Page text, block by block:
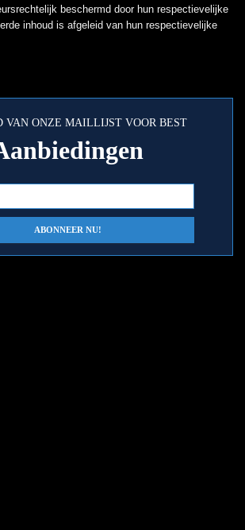
beschermd door hun respectievelijke
inhoud is afgeleid van hun respectievelijke
VAN ONZE MAILLIJST VOOR BEST